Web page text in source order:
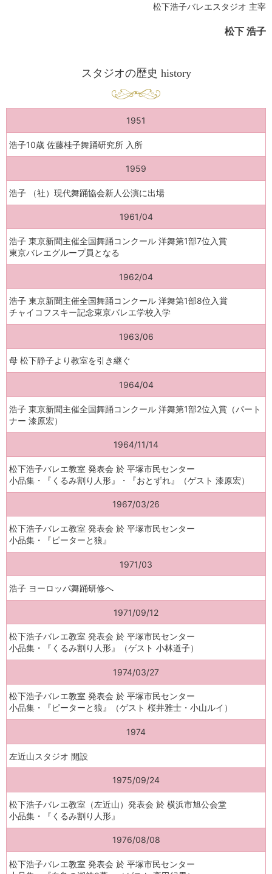
松下浩子バレエスタジオ 主宰
松下 浩子
スタジオの歴史 history
1951
浩子10歳 佐藤桂子舞踊研究所 入所
1959
浩子 （社）現代舞踊協会新人公演に出場
1961/04
浩子 東京新聞主催全国舞踊コンクール 洋舞第1部7位入賞
東京バレエグループ員となる
1962/04
浩子 東京新聞主催全国舞踊コンクール 洋舞第1部8位入賞
チャイコフスキー記念東京バレエ学校入学
1963/06
母 松下静子より教室を引き継ぐ
1964/04
浩子 東京新聞主催全国舞踊コンクール 洋舞第1部2位入賞（パート
ナー 漆原宏）
1964/11/14
松下浩子バレエ教室 発表会 於 平塚市民センター
小品集・『くるみ割り人形』・『おとずれ』（ゲスト 漆原宏）
1967/03/26
松下浩子バレエ教室 発表会 於 平塚市民センター
小品集・『ピーターと狼』
1971/03
浩子 ヨーロッパ舞踊研修へ
1971/09/12
松下浩子バレエ教室 発表会 於 平塚市民センター
小品集・『くるみ割り人形』（ゲスト 小林道子）
1974/03/27
松下浩子バレエ教室 発表会 於 平塚市民センター
小品集・『ピーターと狼』（ゲスト 桜井雅士・小山ルイ）
1974
左近山スタジオ 開設
1975/09/24
松下浩子バレエ教室（左近山）発表会 於 横浜市旭公会堂
小品集・『くるみ割り人形』
1976/08/08
松下浩子バレエ教室 発表会 於 平塚市民センター